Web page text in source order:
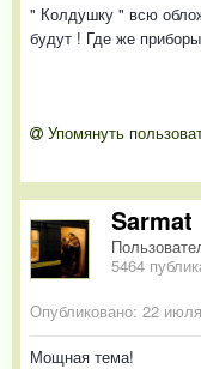
" Колдушку " всю
будут ! Где же
Упомянуть
Sarmat
5464
Опубликовано: 22
Мощная тема!